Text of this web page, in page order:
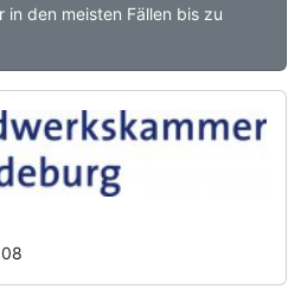
in den meisten Fällen bis zu